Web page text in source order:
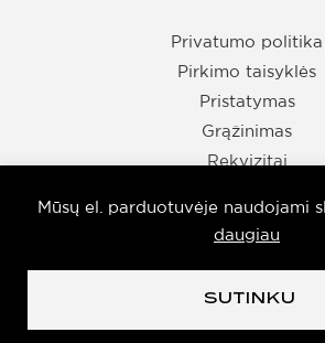
Privatumo politika
Pirkimo taisyklės
Pristatymas
Grąžinimas
Rekvizitai
Mūsų el. parduotuvėje naudojami
daugiau
SUTINKU